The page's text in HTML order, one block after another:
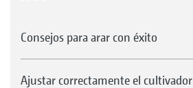
Consejos para arar con éxito
Ajustar correctamente el cultivador